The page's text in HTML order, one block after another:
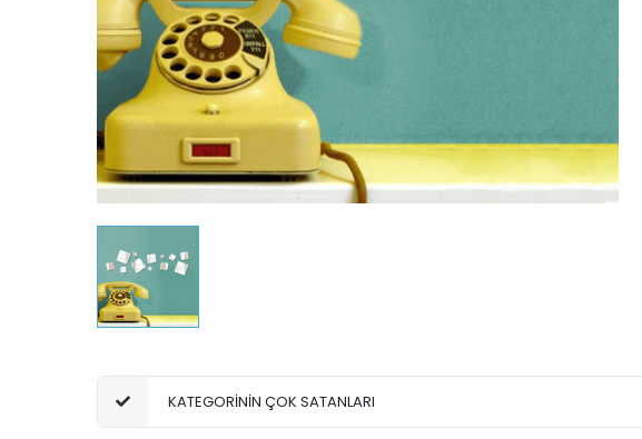
KATEGORİNİN ÇOK SATANLARI